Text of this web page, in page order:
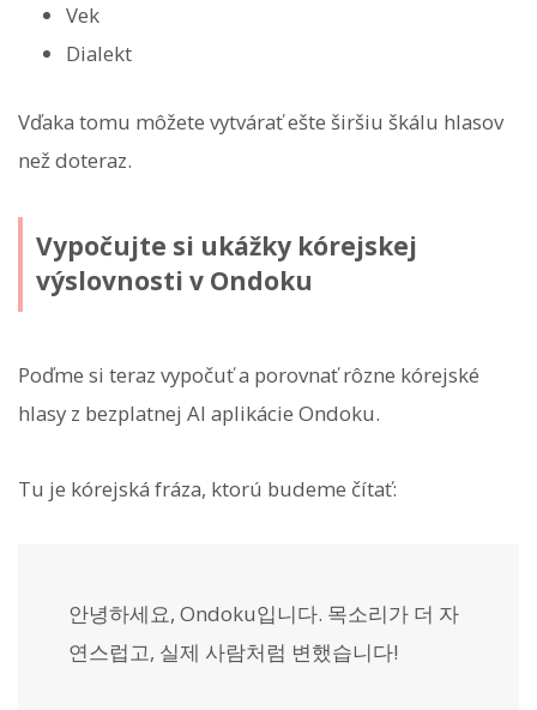
Vek
Dialekt
Vďaka tomu môžete vytvárať ešte širšiu škálu hlasov
než doteraz.
Vypočujte si ukážky kórejskej
výslovnosti v Ondoku
Poďme si teraz vypočuť a porovnať rôzne kórejské
hlasy z bezplatnej AI aplikácie Ondoku.
Tu je kórejská fráza, ktorú budeme čítať:
안녕하세요, Ondoku입니다. 목소리가 더 자
연스럽고, 실제 사람처럼 변했습니다!